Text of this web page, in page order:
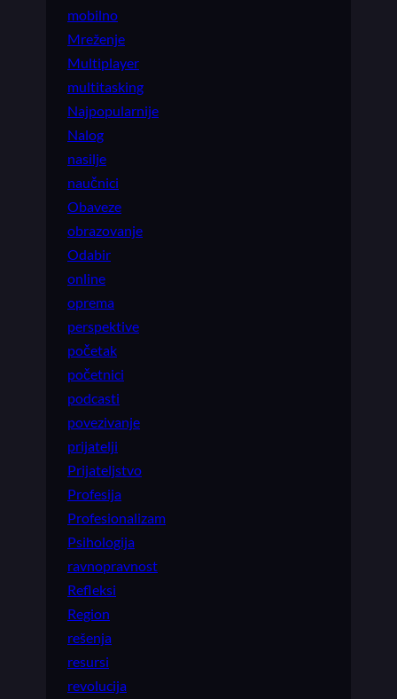
mobilno
Mreženje
Multiplayer
multitasking
Najpopularnije
Nalog
nasilje
naučnici
Obaveze
obrazovanje
Odabir
online
oprema
perspektive
početak
početnici
podcasti
povezivanje
prijatelji
Prijateljstvo
Profesija
Profesionalizam
Psihologija
ravnopravnost
Refleksi
Region
rešenja
resursi
revolucija